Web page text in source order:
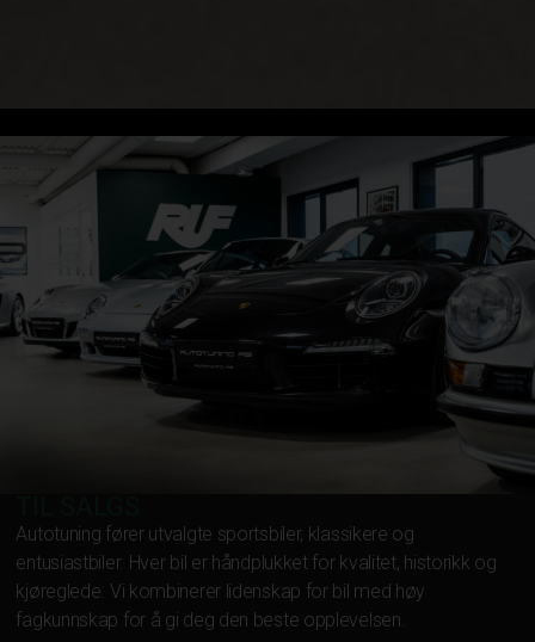
Autotuning fører utvalgte sportsbiler, klassikere og
entusiastbiler. Hver bil er håndplukket for kvalitet, historikk og
kjøreglede. Vi kombinerer lidenskap for bil med høy
fagkunnskap for å gi deg den beste opplevelsen.